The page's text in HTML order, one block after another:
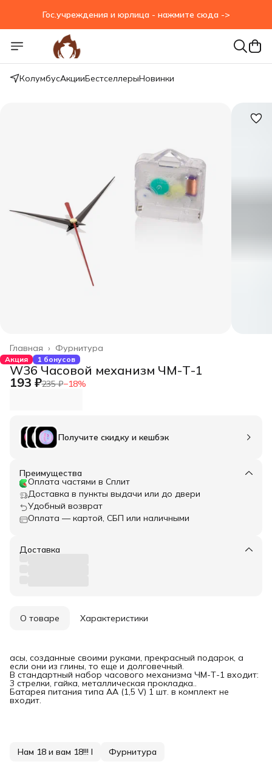
Гос.учреждения и юрлица - нажмите сюда ->
КолумбусАкцииБестселлерыНовинки
Фурнитура
Главная ›
Акция 1 бонусов
W36 Часовой механизм ЧМ-Т-1
193 ₽235 ₽−18%
Получите скидку и кешбэк
Преимущества
Оплата частями в Сплит
Доставка в пункты выдачи или до двери
Удобный возврат
Оплата — картой, СБП или наличными
Доставка
О товаре Характеристики
асы, созданные своими руками, прекрасный подарок, а
если они из глины, то еще и долговечный.
В стандартный набор часового механизма ЧМ-Т-1 входит:
3 стрелки, гайка, металлическая прокладка..
Батарея питания типа АА (1,5 V) 1 шт. в комплект не
входит.
Нам 18 и вам 18!!! I Фурнитура